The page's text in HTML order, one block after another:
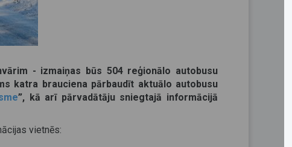
- izmaiņas būs 504 reģionālo autobusu
katra brauciena pārbaudīt aktuālo autobusu
”, kā arī pārvadātāju sniegtajā informācijā
vietnēs: